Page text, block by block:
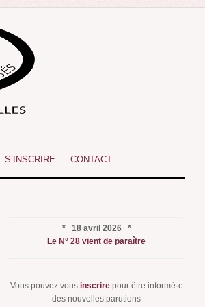
S’INSCRIRE CONTACT
* 18 avril 2026 *
Le N° 28 vient de paraître
Vous pouvez vous inscrire pour être informé·e
des nouvelles parutions